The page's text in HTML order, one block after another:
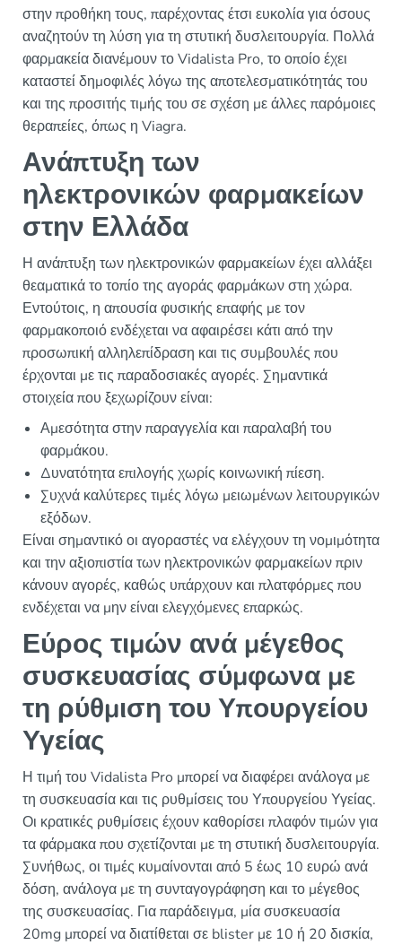
στην προθήκη τους, παρέχοντας έτσι ευκολία για όσους
αναζητούν τη λύση για τη στυτική δυσλειτουργία. Πολλά
φαρμακεία διανέμουν το Vidalista Pro, το οποίο έχει
καταστεί δημοφιλές λόγω της αποτελεσματικότητάς του
και της προσιτής τιμής του σε σχέση με άλλες παρόμοιες
θεραπείες, όπως η Viagra.
Ανάπτυξη των
ηλεκτρονικών φαρμακείων
στην Ελλάδα
Η ανάπτυξη των ηλεκτρονικών φαρμακείων έχει αλλάξει
θεαματικά το τοπίο της αγοράς φαρμάκων στη χώρα.
Εντούτοις, η απουσία φυσικής επαφής με τον
φαρμακοποιό ενδέχεται να αφαιρέσει κάτι από την
προσωπική αλληλεπίδραση και τις συμβουλές που
έρχονται με τις παραδοσιακές αγορές. Σημαντικά
στοιχεία που ξεχωρίζουν είναι:
Αμεσότητα στην παραγγελία και παραλαβή του
φαρμάκου.
Δυνατότητα επιλογής χωρίς κοινωνική πίεση.
Συχνά καλύτερες τιμές λόγω μειωμένων λειτουργικών
εξόδων.
Είναι σημαντικό οι αγοραστές να ελέγχουν τη νομιμότητα
και την αξιοπιστία των ηλεκτρονικών φαρμακείων πριν
κάνουν αγορές, καθώς υπάρχουν και πλατφόρμες που
ενδέχεται να μην είναι ελεγχόμενες επαρκώς.
Εύρος τιμών ανά μέγεθος
συσκευασίας σύμφωνα με
τη ρύθμιση του Υπουργείου
Υγείας
Η τιμή του Vidalista Pro μπορεί να διαφέρει ανάλογα με
τη συσκευασία και τις ρυθμίσεις του Υπουργείου Υγείας.
Οι κρατικές ρυθμίσεις έχουν καθορίσει πλαφόν τιμών για
τα φάρμακα που σχετίζονται με τη στυτική δυσλειτουργία.
Συνήθως, οι τιμές κυμαίνονται από 5 έως 10 ευρώ ανά
δόση, ανάλογα με τη συνταγογράφηση και το μέγεθος
της συσκευασίας. Για παράδειγμα, μία συσκευασία
20mg μπορεί να διατίθεται σε blister με 10 ή 20 δισκία,